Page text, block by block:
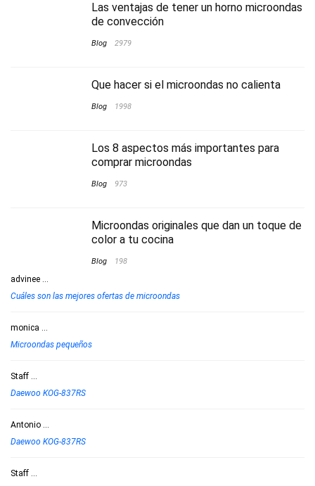
Las ventajas de tener un horno microondas
de convección
Blog 2979
Que hacer si el microondas no calienta
Blog 1998
Los 8 aspectos más importantes para
comprar microondas
Blog 973
Microondas originales que dan un toque de
color a tu cocina
Blog 198
advinee ...
Cuáles son las mejores ofertas de microondas
monica ...
Microondas pequeños
Staff ...
Daewoo KOG-837RS
Antonio ...
Daewoo KOG-837RS
Staff ...